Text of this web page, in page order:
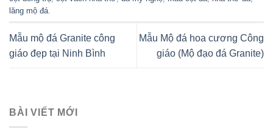
lăng mộ đá
Mẫu mộ đá Granite công
giáo đẹp tại Ninh Bình
Mẫu Mộ đá hoa cương Công
giáo (Mộ đạo đá Granite)
BÀI VIẾT MỚI